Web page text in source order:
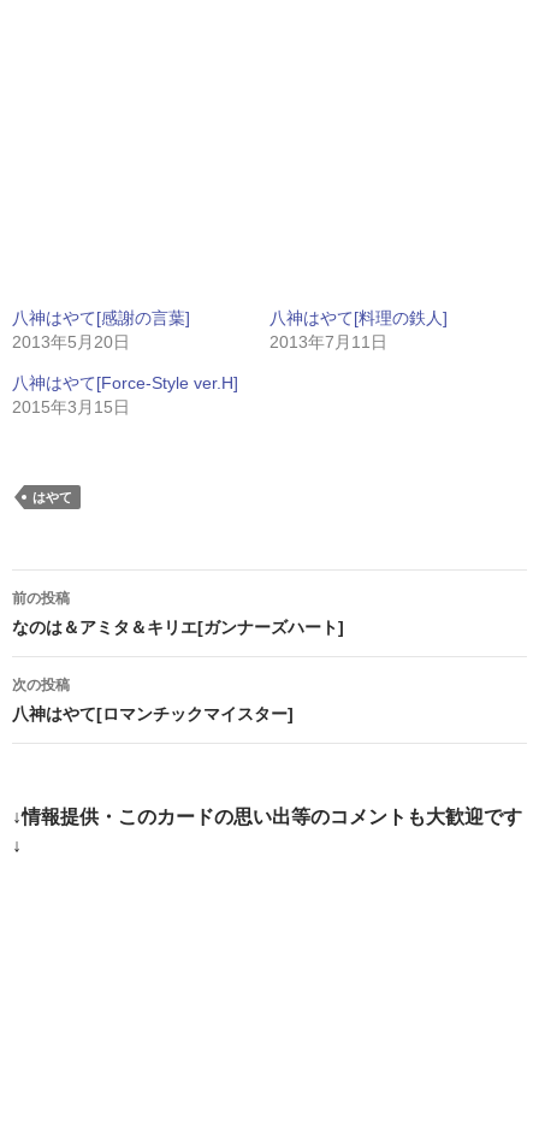
八神はやて[感謝の言葉]
2013年5月20日
八神はやて[料理の鉄人]
2013年7月11日
八神はやて[Force-Style ver.H]
2015年3月15日
はやて
投
稿
ナ
ビ
ー
シ
前の投稿
なのは＆アミタ＆キリエ[ガンナーズハート]
次の投稿
八神はやて[ロマンチックマイスター]
↓情報提供・このカードの思い出等のコメントも大歓迎です
↓